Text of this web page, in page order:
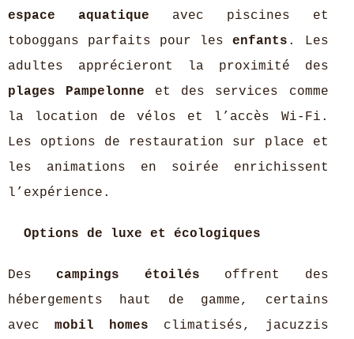
espace aquatique avec piscines et
toboggans parfaits pour lesenfants . Les
adultes apprécieront la proximité des
plages Pampelonne et des services comme
la location de vélos et l’accès Wi-Fi.
Les options de restauration sur place et
les animations en soirée enrichissent
l’expérience.
Options de luxe et écologiques
Descampings étoilés offrent des
hébergements haut de gamme, certains
avec mobil homes climatisés, jacuzzis